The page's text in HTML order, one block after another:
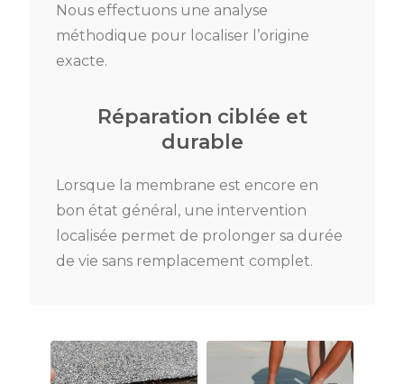
Nous effectuons une analyse
méthodique pour localiser l’origine
exacte.
Réparation ciblée et
durable
Lorsque la membrane est encore en
bon état général, une intervention
localisée permet de prolonger sa durée
de vie sans remplacement complet.